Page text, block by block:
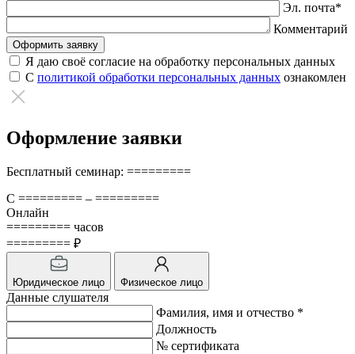
Эл. почта*
Комментарий
Я даю своё согласие на обработку персональных данных
С политикой обработки персональных данных ознакомлен
Оформление заявки
Бесплатный семинар: =========
С ========= – =========
Онлайн
========= часов
========= ₽
Юридическое лицо Физическое лицо
Данные слушателя
Фамилия, имя и отчество *
Должность
№ сертификата